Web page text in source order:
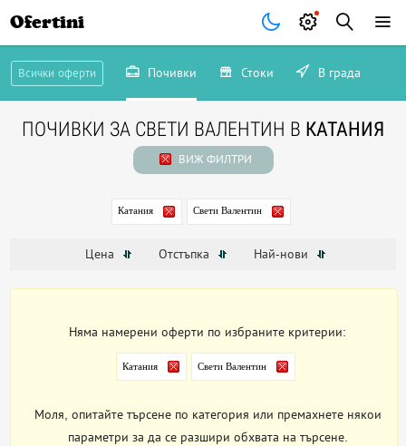
Ofertini
Всички оферти Почивки Стоки В града
ПОЧИВКИ ЗА СВЕТИ ВАЛЕНТИН В КАТАНИЯ
ВИЖ ФИЛТРИ
Катания Свети Валентин
Цена Отстъпка Най-нови
Няма намерени оферти по избраните критерии:
Катания Свети Валентин
Моля, опитайте търсене по категория или премахнете някои
параметри за да се разшири обхвата на търсене.